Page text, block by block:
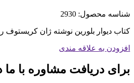
شناسه محصول: 2930
کتاب دیوار بلورین نوشته ژان کریستوف
افزودن به علاقه مندی
برای دریافت مشاوره با ما